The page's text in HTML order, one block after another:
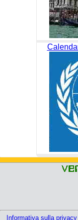
Informativa sulla privacy